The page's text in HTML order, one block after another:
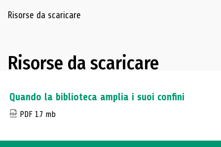
Navigazione delle risorse
Risorse da scaricare
Risorse da scaricare
Quando la biblioteca amplia i suoi confini
PDF 1.7 mb